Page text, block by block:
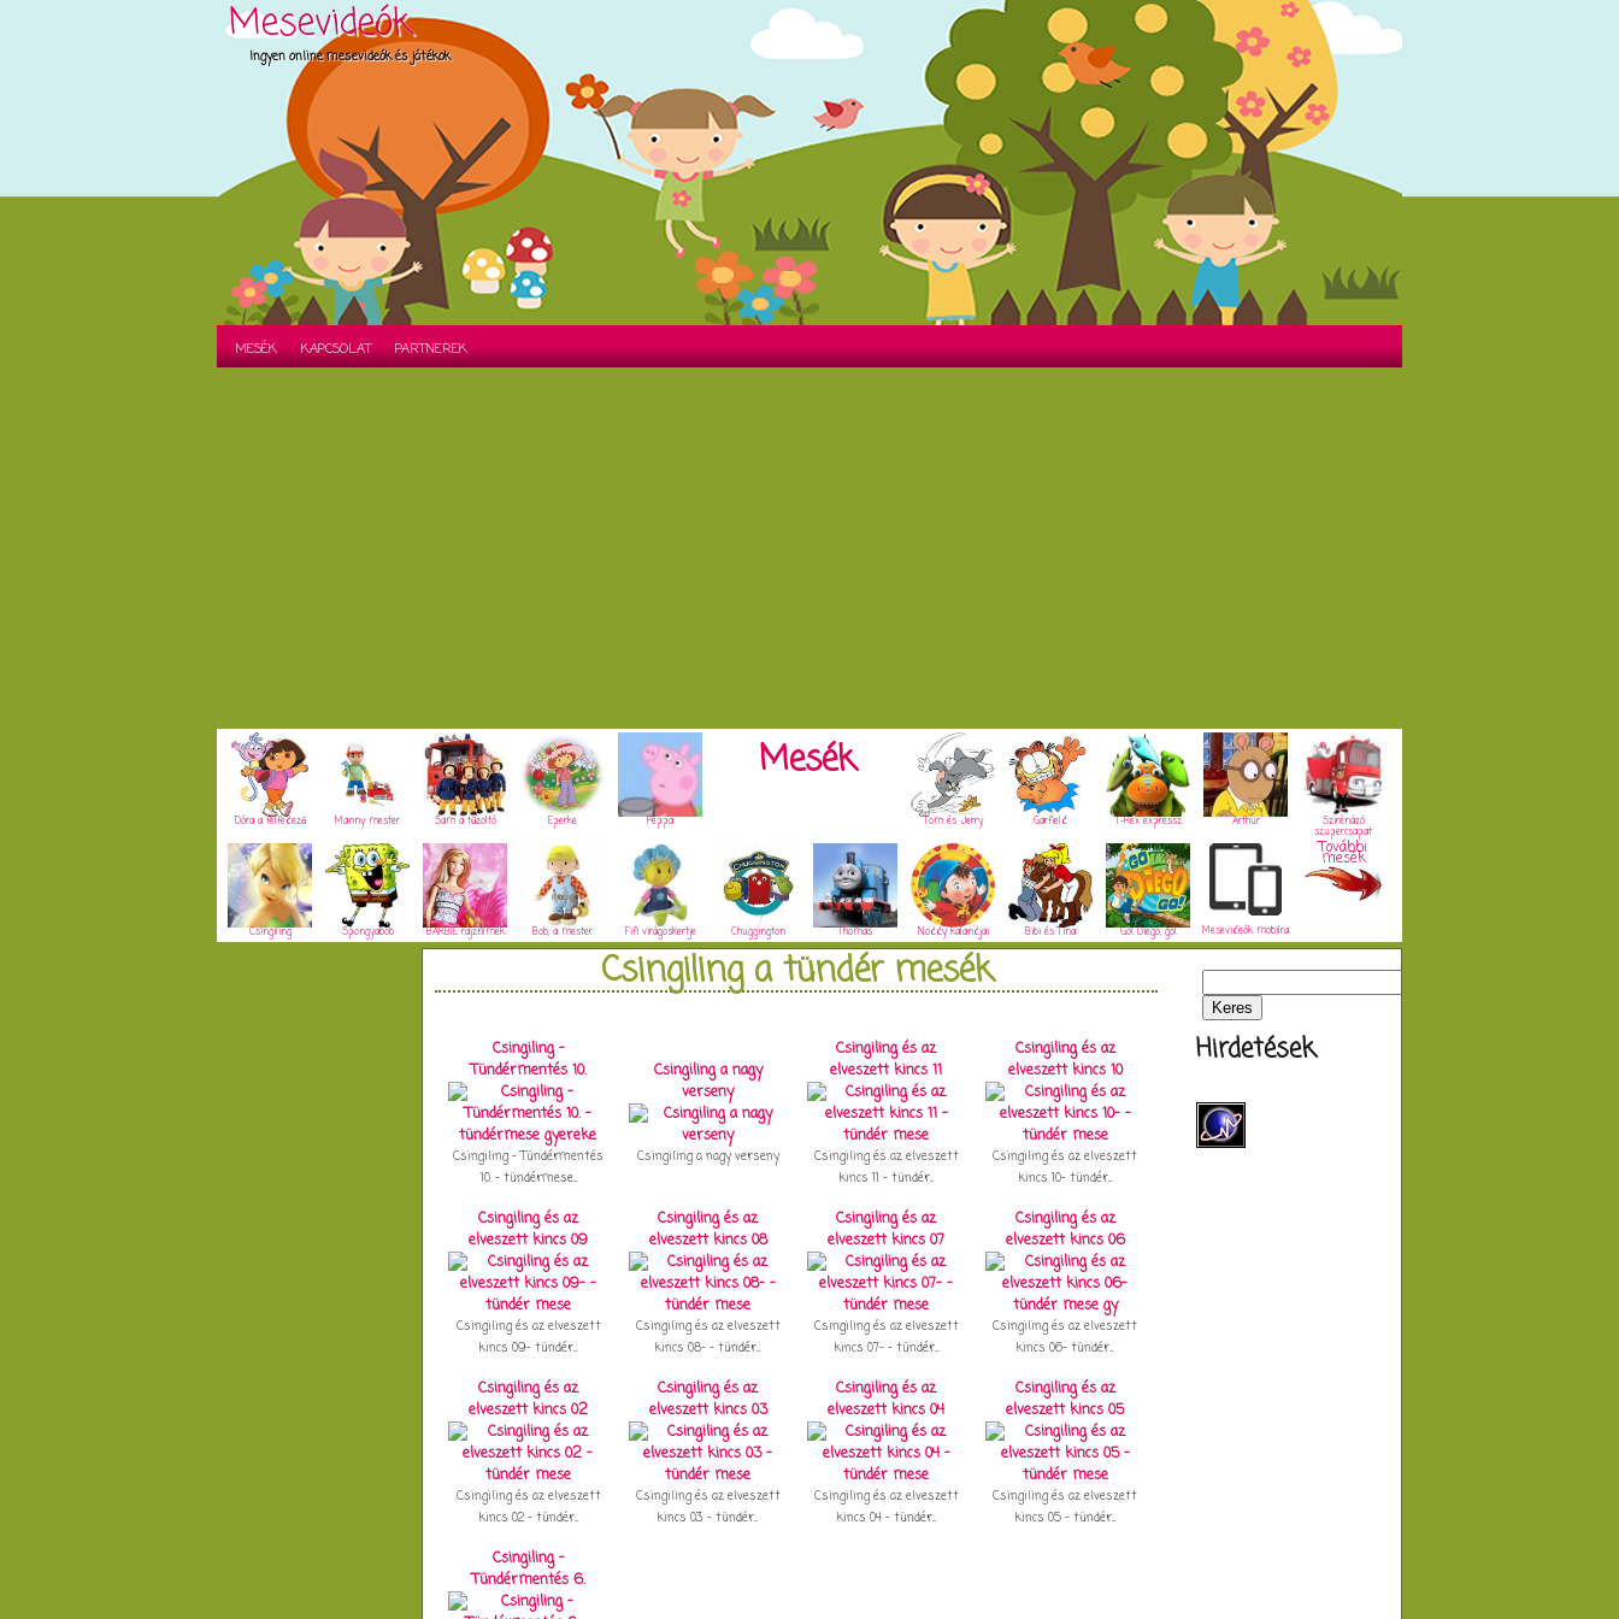
Mesevideók
Ingyen online mesevideók és játékok
MESÉK KAPCSOLAT PARTNEREK
Dóra a felfedező Manny mester Sam a tűzoltó Eperke Peppa
Mesék
Tom és Jerry Garfield T-Rex expressz Arthur Szirénázó
szupercsapat
Csingiling Spongyabob BARBIE rajzfilmek Bob, a mester Fifi virágoskertje Chuggington Thomas Noddy kalandjai Bibi és Tina Go! Diego, go! Mesevideók mobilra
További
mesék
Csingiling a tündér mesék
Csingiling -
Tündérmentés 10.
Csingiling - Tündérmentés
10. - tündérmese...
Csingiling a nagy
verseny
Csingiling a nagy verseny
Csingiling és az
elveszett kincs 11
Csingiling és az elveszett
kincs 11 - tündér...
Csingiling és az
elveszett kincs 10
Csingiling és az elveszett
kincs 10- tündér...
Csingiling és az
elveszett kincs 09
Csingiling és az elveszett
kincs 09- tündér...
Csingiling és az
elveszett kincs 08
Csingiling és az elveszett
kincs 08- - tündér...
Csingiling és az
elveszett kincs 07
Csingiling és az elveszett
kincs 07- - tündér...
Csingiling és az
elveszett kincs 06
Csingiling és az elveszett
kincs 06- tündér...
Csingiling és az
elveszett kincs 02
Csingiling és az elveszett
kincs 02 - tündér...
Csingiling és az
elveszett kincs 03
Csingiling és az elveszett
kincs 03 - tündér...
Csingiling és az
elveszett kincs 04
Csingiling és az elveszett
kincs 04 - tündér...
Csingiling és az
elveszett kincs 05
Csingiling és az elveszett
kincs 05 - tündér...
Csingiling -
Tündérmentés 6.
Hirdetések